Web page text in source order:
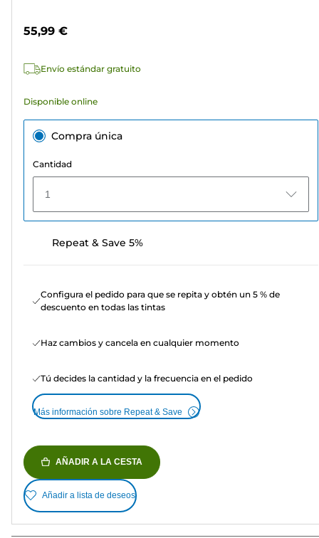
111
color
55,99 €
Envío estándar gratuito
Disponible online
Compra única
Cantidad
1
Repeat & Save 5%
Configura el pedido para que se repita y obtén un 5 % de
descuento en todas las tintas
Haz cambios y cancela en cualquier momento
Tú decides la cantidad y la frecuencia en el pedido
Más información sobre Repeat & Save
AÑADIR A LA CESTA
Añadir a lista de deseos